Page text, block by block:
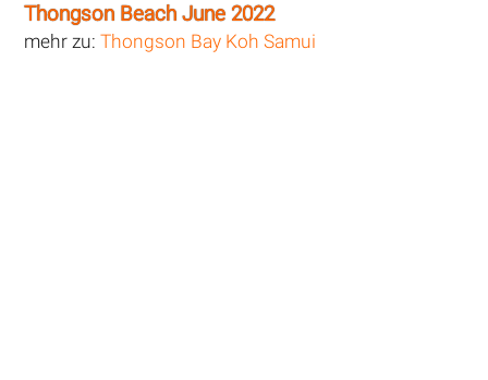
Thongson Beach June 2022
mehr zu:Thongson Bay Koh Samui